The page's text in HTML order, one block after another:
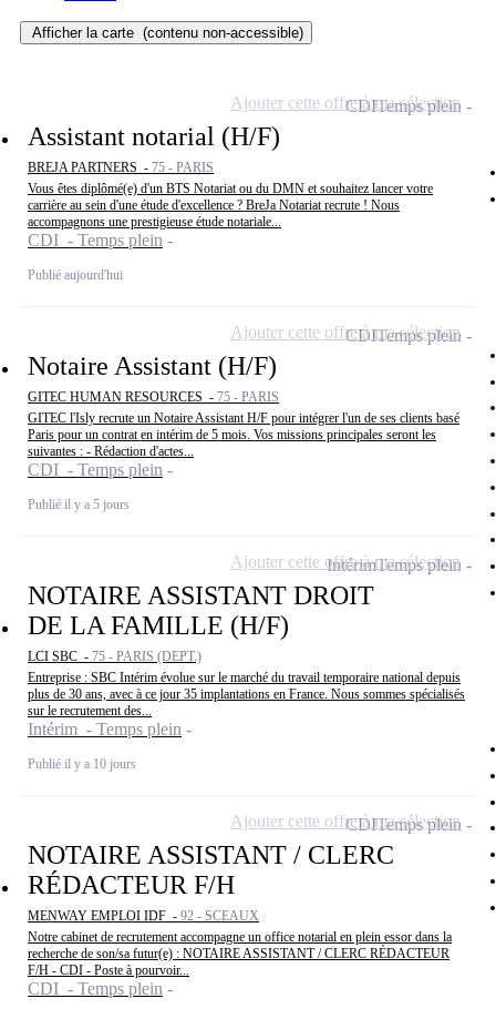
Afficher la carte (contenu non-accessible)
Assistant notarial (H/F)
BREJA PARTNERS - 75 - PARIS
Vous êtes diplômé(e) d'un BTS Notariat ou du DMN et souhaitez lancer votre
carrière au sein d'une étude d'excellence ? BreJa Notariat recrute ! Nous
accompagnons une prestigieuse étude notariale...
CDI - Temps plein
Publié aujourd'hui
CDITemps plein
Ajouter cette offre à ma sélection
Notaire Assistant (H/F)
GITEC HUMAN RESOURCES - 75 - PARIS
GITEC l'Isly recrute un Notaire Assistant H/F pour intégrer l'un de ses clients basé
Paris pour un contrat en intérim de 5 mois. Vos missions principales seront les
suivantes : - Rédaction d'actes...
CDI - Temps plein
Publié il y a 5 jours
CDITemps plein
Ajouter cette offre à ma sélection
NOTAIRE ASSISTANT DROIT
DE LA FAMILLE (H/F)
LCI SBC - 75 - PARIS (DEPT.)
Entreprise : SBC Intérim évolue sur le marché du travail temporaire national depuis
plus de 30 ans, avec à ce jour 35 implantations en France. Nous sommes spécialisés
sur le recrutement des...
Intérim - Temps plein
Publié il y a 10 jours
IntérimTemps plein
Ajouter cette offre à ma sélection
NOTAIRE ASSISTANT / CLERC
RÉDACTEUR F/H
MENWAY EMPLOI IDF - 92 - SCEAUX
Notre cabinet de recrutement accompagne un office notarial en plein essor dans la
recherche de son/sa futur(e) : NOTAIRE ASSISTANT / CLERC RÉDACTEUR
F/H - CDI - Poste à pourvoir...
CDI - Temps plein
CDITemps plein
Ajouter cette offre à ma sélection